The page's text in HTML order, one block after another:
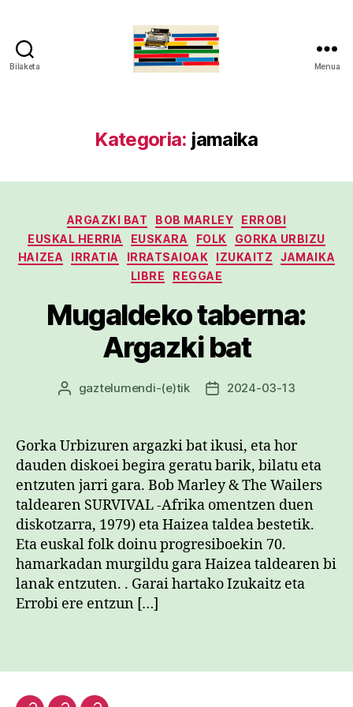
Bilaketa Menua
Kategoria: jamaika
Kategoriak
ARGAZKI BAT BOB MARLEY
ERROBI
EUSKAL HERRIA
EUSKARA FOLK
GORKA URBIZU
HAIZEA
IRRATIA IRRATSAIOAK IZUKAITZ
JAMAIKA
LIBRE
REGGAE
Mugaldeko taberna:
Argazki bat
Argitalpenaren
gaztelumendi-(e)tik
Argitalpenaren
2024-03-13
Gorka Urbizuren argazki bat ikusi, eta hor
dauden diskoei begira geratu barik, bilatu eta
entzuten jarri gara. Bob Marley & The Wailers
taldearen SURVIVAL -Afrika omentzen duen
diskotzarra, 1979) eta Haizea taldea bestetik.
Eta euskal folk doinu progresiboekin 70.
hamarkadan murgildu gara Haizea taldearen bi
lanak entzuten. . Garai hartako Izukaitz eta
Errobi ere entzun […]